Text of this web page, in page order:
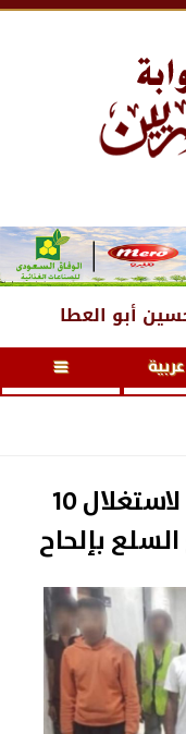
أبو العطا
التحقيق مع 9 متهمين لاستغلال 10
بإلحاح